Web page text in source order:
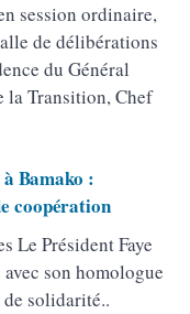
session ordinaire,
de délibérations
du Général
la Transition, Chef
Bamako :
coopération
Le Président Faye
son homologue
solidarité..